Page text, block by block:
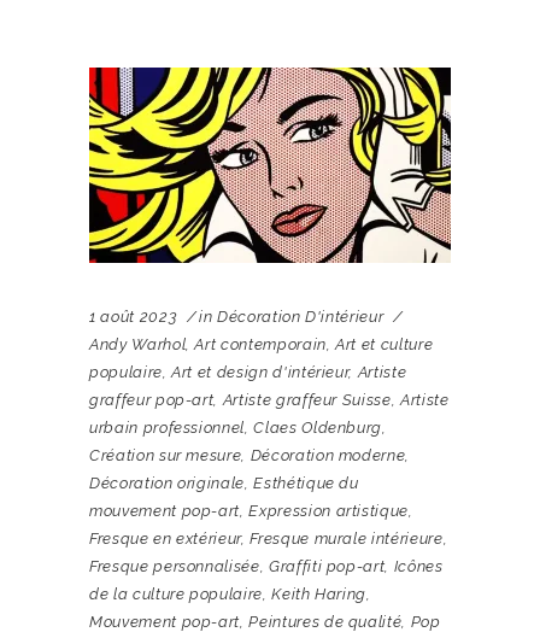
1 août 2023 in Décoration D'intérieur
Andy Warhol ,Art contemporain ,Art et culture
populaire ,Art et design d'intérieur, Artiste
graffeur pop-art Artiste graffeur Suisse Artiste
urbain professionnel ,Claes Oldenburg
Création sur mesure Décoration moderne
Décoration originale ,Esthétique du
mouvement pop-art ,Expression artistique
Fresque en extérieur,Fresque murale intérieure
Fresque personnalisée Graffiti pop-art Icônes
de la culture populaire ,Keith Haring
Mouvement pop-art ,Peintures de qualité Pop